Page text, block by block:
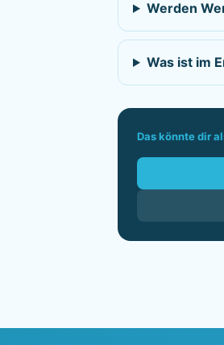
Werden
Was ist im
Das könnte dir